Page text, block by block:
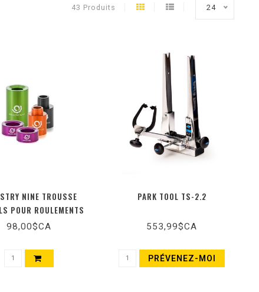
43 Produits 24
NINE TROUSSE
POUR ROULEMENTS
98,00$CA
PARK TOOL TS-2.2
553,99$CA
PRÉVENEZ-MOI